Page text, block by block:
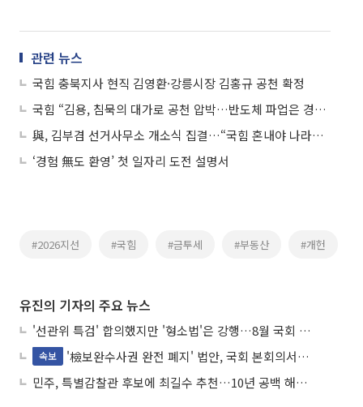
관련 뉴스
국힘 충북지사 현직 김영환·강릉시장 김홍규 공천 확정
국힘 “김용, 침묵의 대가로 공천 압박…반도체 파업은 경제 볼모”
與, 김부겸 선거사무소 개소식 집결…“국힘 혼내야 나라가 산다”
‘경험 無도 환영’ 첫 일자리 도전 설명서
#2026지선 #국힘 #금투세 #부동산 #개헌
유진의 기자의 주요 뉴스
'선관위 특검' 합의했지만 '형소법'은 강행…8월 국회 '입법 2차전' 예고
속보
'檢보완수사권 완전 폐지' 법안, 국회 본회의서 민주당 주도 통과
민주, 특별감찰관 후보에 최길수 추천…10년 공백 해소 속도